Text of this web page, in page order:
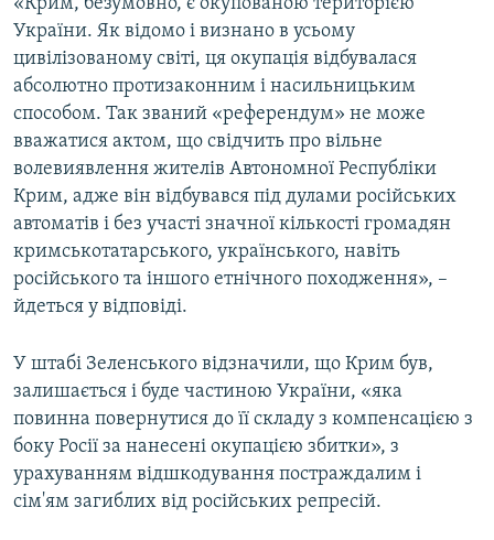
України. Як відомо і визнано в усьому
цивілізованому світі, ця окупація відбувалася
абсолютно протизаконним і насильницьким
способом. Так званий «референдум» не може
вважатися актом, що свідчить про вільне
волевиявлення жителів Автономної Республіки
Крим, адже він відбувався під дулами російських
автоматів і без участі значної кількості громадян
кримськотатарського, українського, навіть
російського та іншого етнічного походження», –
йдеться у відповіді.
У штабі Зеленського відзначили, що Крим був,
залишається і буде частиною України, «яка
повинна повернутися до її складу з компенсацією з
боку Росії за нанесені окупацією збитки», з
урахуванням відшкодування постраждалим і
сім'ям загиблих від російських репресій.